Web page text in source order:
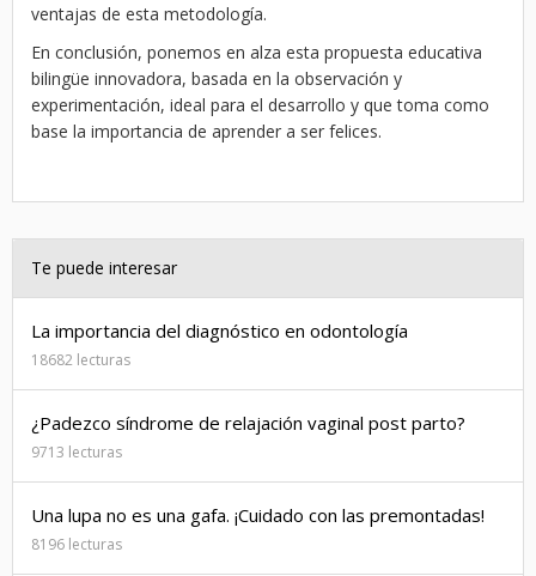
ventajas de esta metodología.
En conclusión, ponemos en alza esta propuesta educativa
bilingüe innovadora, basada en la observación y
experimentación, ideal para el desarrollo y que toma como
base la importancia de aprender a ser felices.
Te puede interesar
La importancia del diagnóstico en odontología
18682 lecturas
¿Padezco síndrome de relajación vaginal post parto?
9713 lecturas
Una lupa no es una gafa. ¡Cuidado con las premontadas!
8196 lecturas